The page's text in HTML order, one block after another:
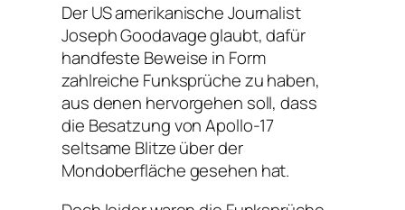
Der US amerikanische Journalist
Joseph Goodavage glaubt, dafür
handfeste Beweise in Form
zahlreiche Funksprüche zu haben,
aus denen hervorgehen soll, dass
die Besatzung von Apollo-17
seltsame Blitze über der
Mondoberfläche gesehen hat.